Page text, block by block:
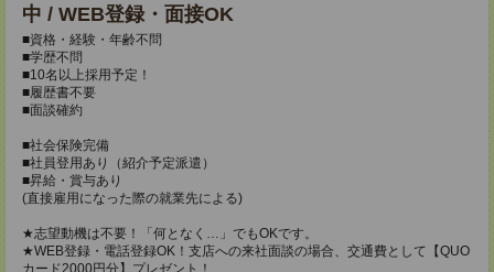
中 / WEB登録・面接OK
■資格・経験・年齢不問
■学歴不問
■10名以上採用予定！
■履歴書不要
■面談確約
■社会保険完備
■社員登用あり（紹介予定派遣）
■昇給・賞与あり
(直接雇用になった際の就業先による)
★志望動機は不要！「何となく…」でもOKです。
★WEB登録・電話登録OK！支店への来社面談の場合、交通費として【QUO
カード2000円分】プレゼント！